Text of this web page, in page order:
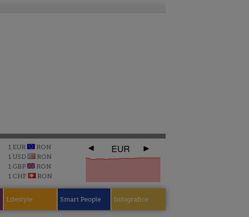
1 EUR
RON
1 USD
RON
1 GBP
RON
1 CHF
RON
EUR
Lifestyle Smart People Infografice